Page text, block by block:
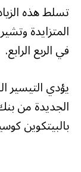
تسلط هذه
المتزايدة
في الربع الرابع.
يؤدي التيسير
الجديدة من
بالبيتكوين